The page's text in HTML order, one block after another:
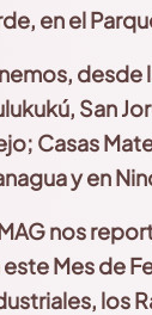
en el
desde
San
Casas
y en
nos
este Mes de
, los